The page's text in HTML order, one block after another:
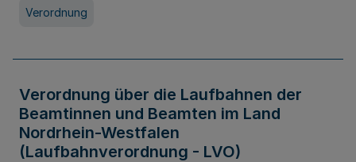
Verordnung
Verordnung über die Laufbahnen der
Beamtinnen und Beamten im Land
Nordrhein-Westfalen
(Laufbahnverordnung - LVO)